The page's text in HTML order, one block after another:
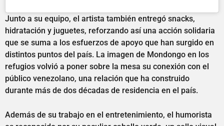
Junto a su equipo, el artista también entregó snacks,
hidratación y juguetes, reforzando así una acción solidaria
que se suma a los esfuerzos de apoyo que han surgido en
distintos puntos del país. La imagen de Mondongo en los
refugios volvió a poner sobre la mesa su conexión con el
público venezolano, una relación que ha construido
durante más de dos décadas de residencia en el país.
Además de su trabajo en el entretenimiento, el humorista